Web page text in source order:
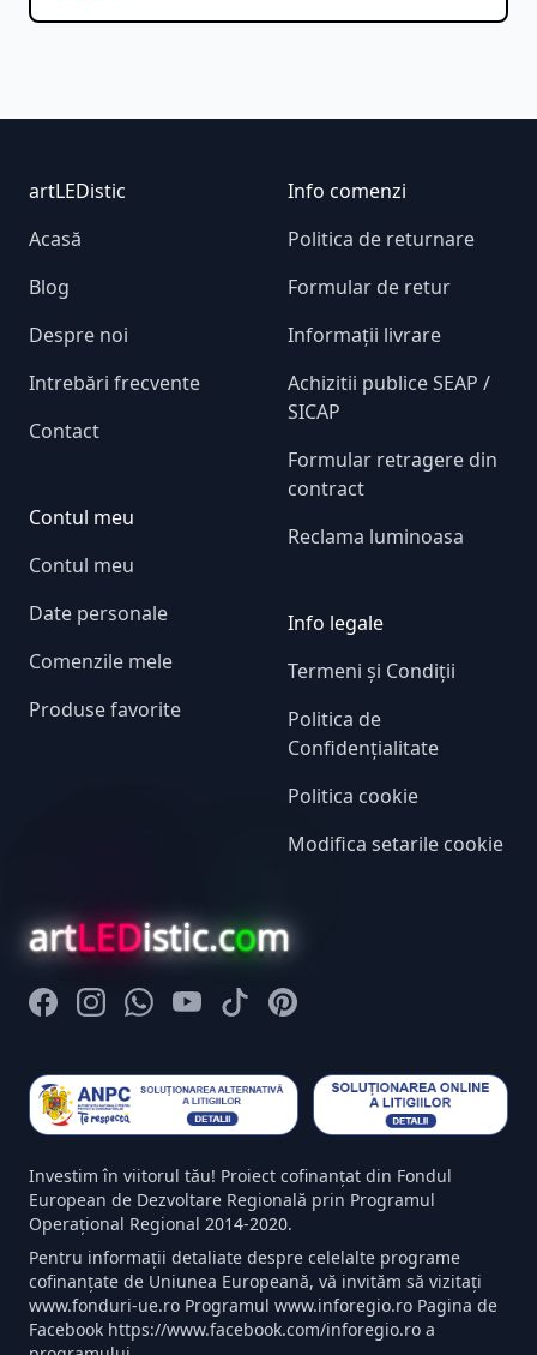
Footer
artLEDistic
Acasă
Blog
Despre noi
Intrebări frecvente
Contact
Contul meu
Contul meu
Date personale
Comenzile mele
Produse favorite
Info comenzi
Politica de returnare
Formular de retur
Informații livrare
Achizitii publice SEAP /
SICAP
Formular retragere din
contract
Reclama luminoasa
Info legale
Termeni și Condiții
Politica de
Confidențialitate
Politica cookie
Modifica setarile cookie
artLEDistic.com
FacebookInstagramWhatsappYoutubeTiktokPinterest
Investim în viitorul tău! Proiect cofinanțat din Fondul
European de Dezvoltare Regională prin Programul
Operațional Regional 2014-2020.
Pentru informații detaliate despre celelalte programe
cofinanțate de Uniunea Europeană, vă invităm să vizitați
www.fonduri-ue.ro Programul www.inforegio.ro Pagina de
Facebook https://www.facebook.com/inforegio.ro a